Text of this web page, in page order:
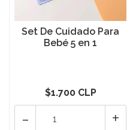
Set De Cuidado Para
Bebé 5 en 1
$1.700 CLP
+
-